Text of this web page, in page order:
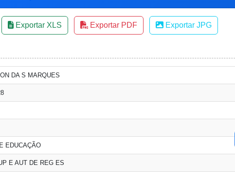
Exportar XLS Exportar PDF Exportar JPG
DA S MARQUES
EDUCAÇÃO
E AUT DE REG ES